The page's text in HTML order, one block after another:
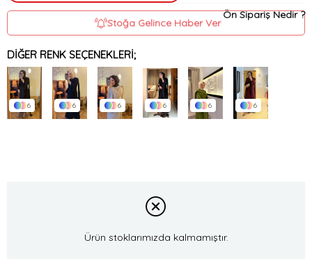
Ön Sipariş Nedir ?
Stoğa Gelince Haber Ver
DIĞER RENK SEÇENEKLERI;
6 6 6 6 6 6
Ürün stoklarımızda kalmamıştır.